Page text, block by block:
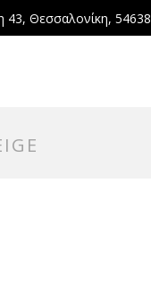
43, Θεσσαλονίκη, 54638